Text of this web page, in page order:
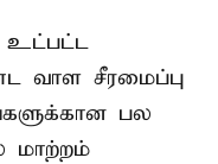
உட்பட்ட
வாள சீரமைப்பு
பல
மாற்றம்